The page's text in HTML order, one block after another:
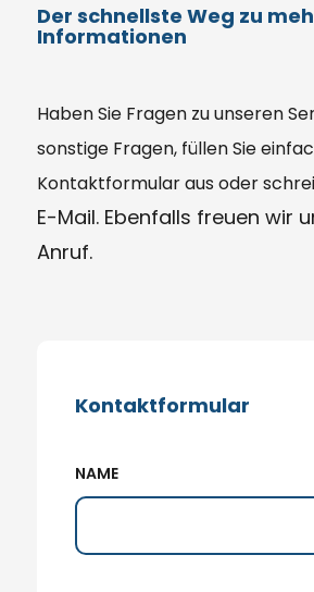
Der schnellste Weg zu
Informationen
Haben Sie Fragenzu unseren
sonstige Fragen, füllen Sie
Kontaktformular aus oder
E-Mail. Ebenfalls freuen wir
Anruf.
Kontaktformular
NAME